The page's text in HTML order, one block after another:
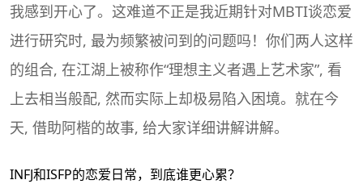
我感到开心了。这难道不正是我近期针对MBTI谈恋爱
进行研究时, 最为频繁被问到的问题吗！你们两人这样
的组合, 在江湖上被称作“理想主义者遇上艺术家”, 看
上去相当般配, 然而实际上却极易陷入困境。就在今
天, 借助阿楷的故事, 给大家详细讲解讲解。
INFJ和ISFP的恋爱日常，到底谁更心累？